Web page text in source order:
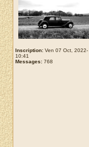
Inscription: Ven 07 Oct, 2022-
10:41
Messages: 768